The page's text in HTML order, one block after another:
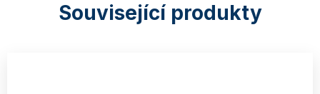
Související produkty